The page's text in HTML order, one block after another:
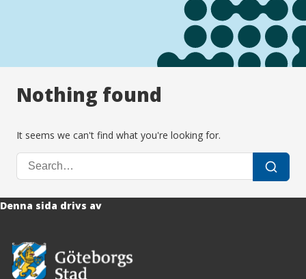
Nothing found
It seems we can't find what you're looking for.
Search
for:
Search
Denna sida drivs av